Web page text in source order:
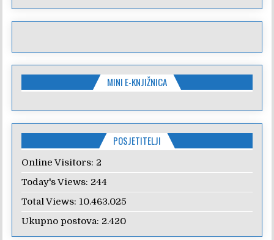
MINI E-KNJIŽNICA
POSJETITELJI
Online Visitors: 2
Today's Views: 244
Total Views: 10.463.025
Ukupno postova: 2.420